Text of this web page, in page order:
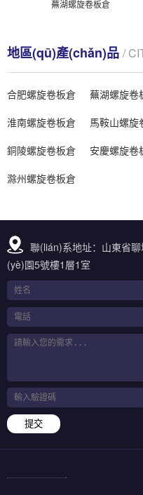
蕪湖螺旋卷板倉
地區(qū)產(chǎn)品 /
合肥螺旋卷板倉 蕪湖螺旋卷
淮南螺旋卷板倉
馬鞍山螺旋
銅陵螺旋卷板倉
安慶螺旋卷
滁州螺旋卷板倉
聯(lián)系地址：山東省
(yè)園5號樓1層1室
提交